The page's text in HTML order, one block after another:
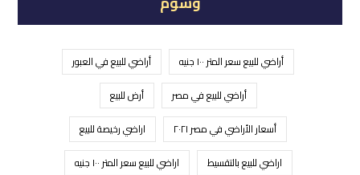
أراضي للبيع سعر المتر ١٠٠ جنيه
أراضي للبيع في العبور
أراضي للبيع في مصر
أرض للبيع
أسعار الأراضي في مصر ٢٠٢١
اراضي رخيصة للبيع
اراضي للبيع بالتقسيط
اراضي للبيع سعر المتر ١٠٠ جنيه